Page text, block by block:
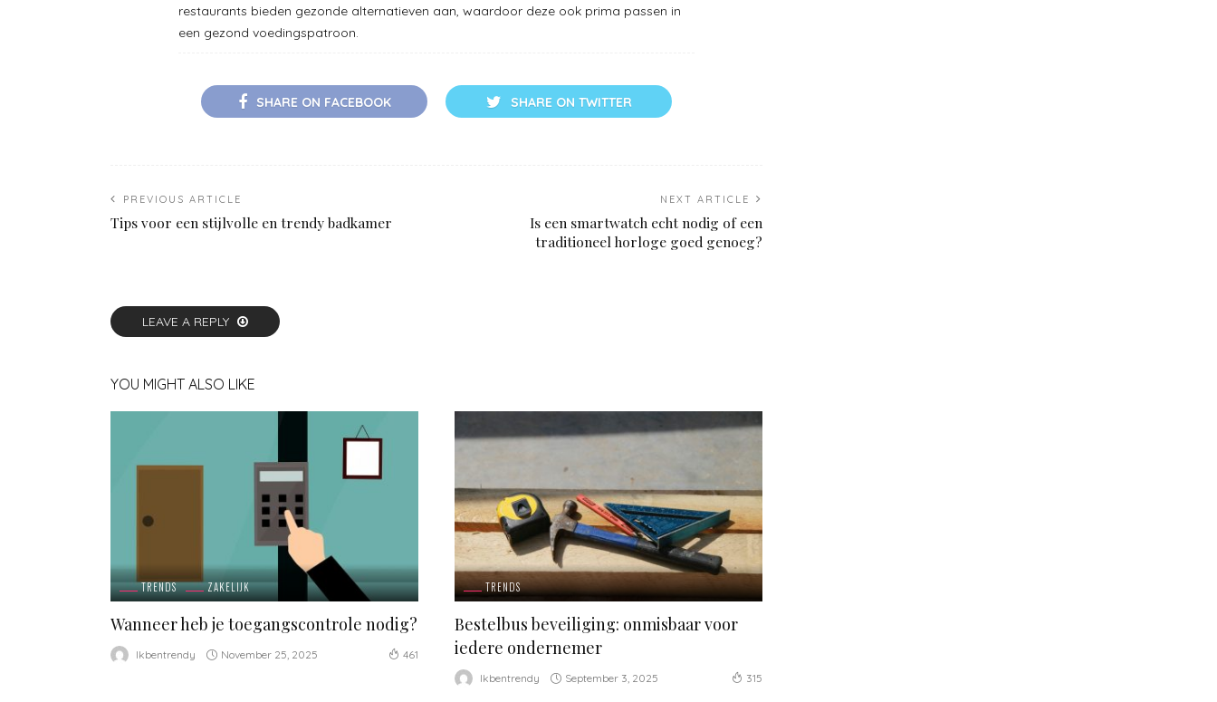
restaurants bieden gezonde alternatieven aan, waardoor deze ook prima passen in
een gezond voedingspatroon.
SHARE ON FACEBOOK SHARE ON TWITTER
PREVIOUS ARTICLE
Tips voor een stijlvolle en trendy badkamer
NEXT ARTICLE
Is een smartwatch echt nodig of een
traditioneel horloge goed genoeg?
LEAVE A REPLY
YOU MIGHT ALSO LIKE
TRENDS ZAKELIJK
Wanneer heb je toegangscontrole nodig?
Ikbentrendy November 25, 2025 461
TRENDS
Bestelbus beveiliging: onmisbaar voor
iedere ondernemer
Ikbentrendy September 3, 2025 315